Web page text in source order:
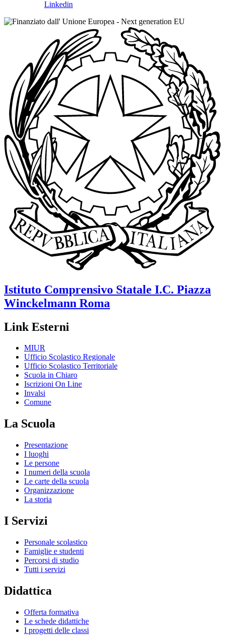
Linkedin
Istituto Comprensivo Statale I.C. Piazza
Winckelmann Roma
Link Esterni
MIUR
Ufficio Scolastico Regionale
Ufficio Scolastico Territoriale
Scuola in Chiaro
Iscrizioni On Line
Invalsi
Comune
La Scuola
Presentazione
I luoghi
Le persone
I numeri della scuola
Le carte della scuola
Organizzazione
La storia
I Servizi
Personale scolastico
Famiglie e studenti
Percorsi di studio
Tutti i servizi
Didattica
Offerta formativa
Le schede didattiche
I progetti delle classi